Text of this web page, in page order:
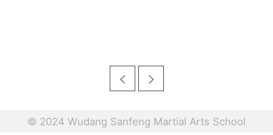
© 2024 Wudang Sanfeng Martial Arts School